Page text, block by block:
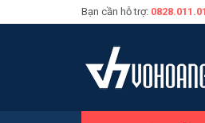
Bạn cần hỗ trợ: